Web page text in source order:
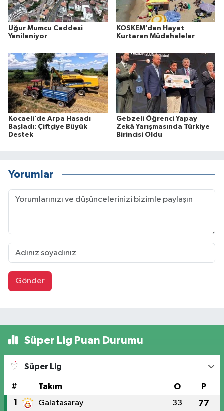
Uğur Mumcu Caddesi
Yenileniyor
KOSKEM’den Hayat
Kurtaran Müdahaleler
Kocaeli’de Arpa Hasadı
Başladı: Çiftçiye Büyük
Destek
Gebzeli Öğrenci Yapay
Zekâ Yarışmasında Türkiye
Birincisi Oldu
Yorumlar
Gönder
Süper Lig Puan Durumu
Süper Lig
# Takım O P
1 Galatasaray 33 77